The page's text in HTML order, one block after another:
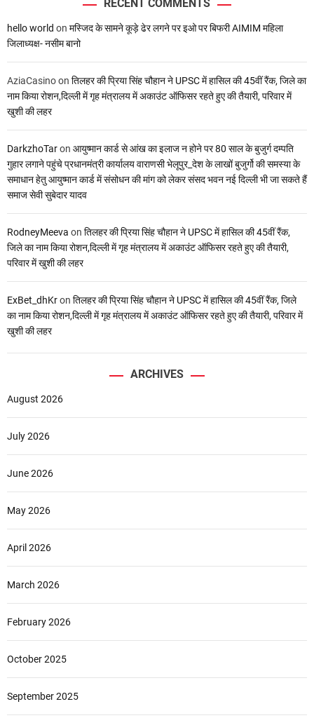
RECENT COMMENTS
hello world on मस्जिद के सामने कूड़े ढेर लगने पर इओ पर बिफरी AIMIM महिला
जिलाध्यक्ष- नसीम बानो
AziaCasinoon तिलहर की प्रिया सिंह चौहान ने UPSC में हासिल की 45वीं रैंक, जिले का
नाम किया रोशन,दिल्ली में गृह मंत्रालय में अकाउंट ऑफिसर रहते हुए की तैयारी, परिवार में
खुशी की लहर
DarkzhoTaron आयुष्मान कार्ड से आंख का इलाज न होने पर 80 साल के बुजुर्ग दम्पति
गुहार लगाने पहुंचे प्रधानमंत्री कार्यालय वाराणसी भेलूपुर_देश के लाखों बुजुर्गो की समस्या के
समाधान हेतु आयुष्मान कार्ड में संसोधन की मांग को लेकर संसद भवन नई दिल्ली भी जा सकते हैं
समाज सेवी सुबेदार यादव
RodneyMeeva on तिलहर की प्रिया सिंह चौहान ने UPSC में हासिल की 45वीं रैंक,
जिले का नाम किया रोशन,दिल्ली में गृह मंत्रालय में अकाउंट ऑफिसर रहते हुए की तैयारी,
परिवार में खुशी की लहर
ExBet_dhKron तिलहर की प्रिया सिंह चौहान ने UPSC में हासिल की 45वीं रैंक, जिले
का नाम किया रोशन,दिल्ली में गृह मंत्रालय में अकाउंट ऑफिसर रहते हुए की तैयारी, परिवार में
खुशी की लहर
ARCHIVES
August 2026
July 2026
June 2026
May 2026
April 2026
March 2026
February 2026
October 2025
September 2025